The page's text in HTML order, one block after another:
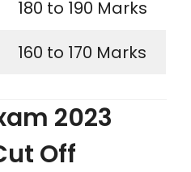
180 to 190 Marks
160 to 170 Marks
2023
Off